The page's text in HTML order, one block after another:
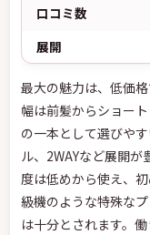
口コミ数
展開
最大の魅力は、低価
幅は前髪からショー
の一本として選びや
ル、2WAYなど展開
度は低めから使え、
級機のような特殊な
は十分とされます。